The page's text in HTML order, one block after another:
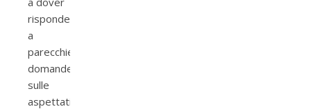
rispondere
a
parecchie
domande
sulle
aspettative